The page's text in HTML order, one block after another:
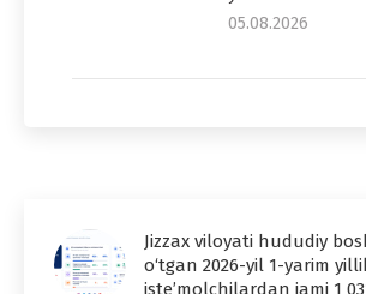
05.08.2026
Jizzax viloyati hududiy
o‘tgan 2026-yil 1-yarim
iste’molchilardan jami 1